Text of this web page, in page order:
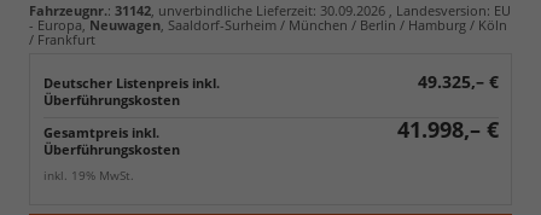
Fahrzeugnr.: 31142, unverbindliche Lieferzeit: 30.09.2026 , Landesversion: EU
- Europa,Neuwagen, Saaldorf-Surheim / München / Berlin / Hamburg / Köln
/ Frankfurt
49.325,– €
Gesamtpreis inkl.
Überführungskosten
41.998,– €
inkl. 19% MwSt.